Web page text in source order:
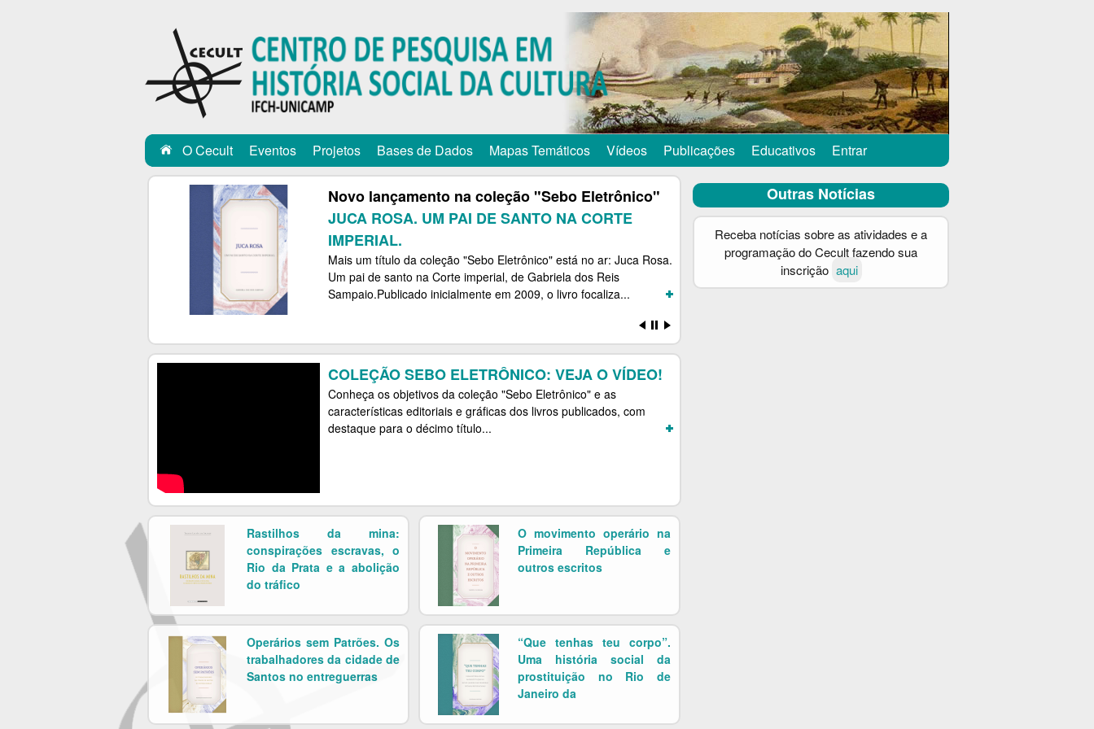
para
o
conteúdo
C
L
T
O Cecult Eventos Projetos Bases de Dados Mapas Temáticos Vídeos Publicações Educativos Entrar
Novo lançamento na coleção "Sebo Eletrônico"
JUCA ROSA. UM PAI DE SANTO NA CORTE
IMPERIAL.
Mais um título da coleção "Sebo Eletrônico" está no ar: Juca Rosa.
Um pai de santo na Corte imperial, de Gabriela dos Reis
Sampaio.Publicado inicialmente em 2009, o livro focaliza...
COLEÇÃO SEBO ELETRÔNICO: VEJA O VÍDEO!
Conheça os objetivos da coleção "Sebo Eletrônico" e as
características editoriais e gráficas dos livros publicados, com
destaque para o décimo título...
Rastilhos da mina:
conspirações escravas, o
Rio da Prata e a abolição
do tráfico
O movimento operário na
Primeira República e
outros escritos
Operários sem Patrões. Os
trabalhadores da cidade de
Santos no entreguerras
“Que tenhas teu corpo”.
Uma história social da
prostituição no Rio de
Janeiro da
Outras Notícias
Receba notícias sobre as atividades e a
programação do Cecult fazendo sua
inscrição aqui